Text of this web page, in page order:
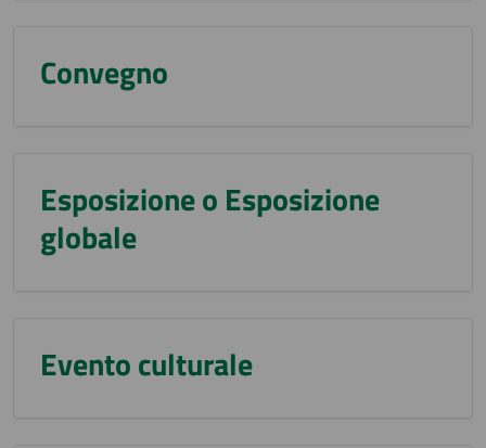
Convegno
Esposizione o Esposizione
globale
Evento culturale